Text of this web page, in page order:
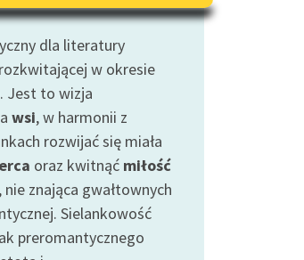
wrażliwych
Deklaracja dostępności
dla literatury
w okresie
Jest to wizja
wsi, w harmonii z
rozwijać się miała
oraz kwitnąć miłość
nie znająca gwałtownych
Sielankowość
preromantycznego